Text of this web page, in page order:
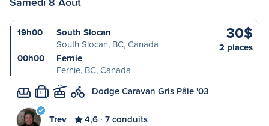
19h00
South Slocan
South Slocan, BC, Canada
00h00
Fernie
Fernie, BC, Canada
30$
2 places
L Dodge Caravan Gris Pâle '03
Trev 4,6 7 conduits